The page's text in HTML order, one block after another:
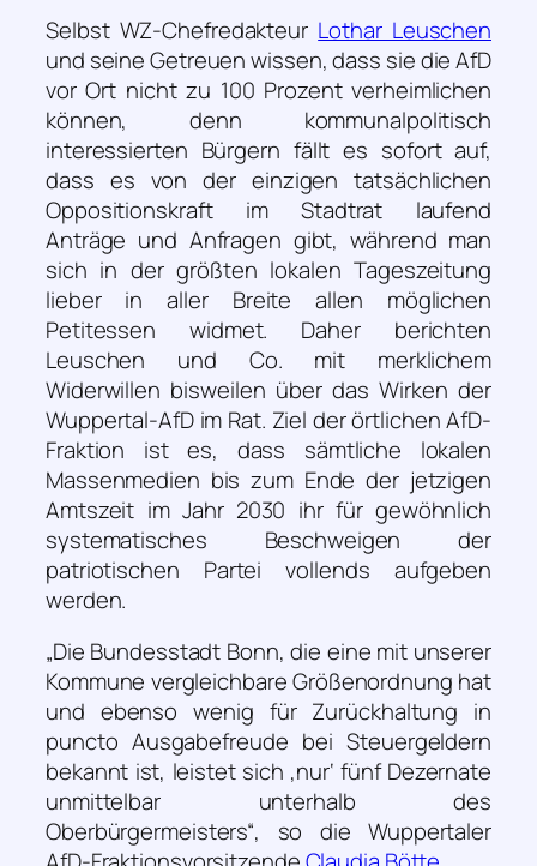
Selbst WZ-Chefredakteur Lothar Leuschen
und seine Getreuen wissen, dass sie die AfD
vor Ort nicht zu 100 Prozent verheimlichen
können, denn kommunalpolitisch
interessierten Bürgern fällt es sofort auf,
dass es von der einzigen tatsächlichen
Oppositionskraft im Stadtrat laufend
Anträge und Anfragen gibt, während man
sich in der größten lokalen Tageszeitung
lieber in aller Breite allen möglichen
Petitessen widmet. Daher berichten
Leuschen und Co. mit merklichem
Widerwillen bisweilen über das Wirken der
Wuppertal-AfD im Rat. Ziel der örtlichen AfD-
Fraktion ist es, dass sämtliche lokalen
Massenmedien bis zum Ende der jetzigen
Amtszeit im Jahr 2030 ihr für gewöhnlich
systematisches Beschweigen der
patriotischen Partei vollends aufgeben
werden.
„Die Bundesstadt Bonn, die eine mit unserer
Kommune vergleichbare Größenordnung hat
und ebenso wenig für Zurückhaltung in
puncto Ausgabefreude bei Steuergeldern
bekannt ist, leistet sich ‚nur‘ fünf Dezernate
unmittelbar unterhalb des
Oberbürgermeisters“, so die Wuppertaler